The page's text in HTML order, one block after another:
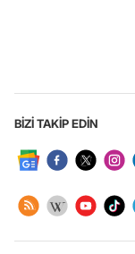
BİZİ TAKİP EDİN